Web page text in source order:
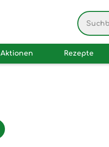
Aktionen Rezepte